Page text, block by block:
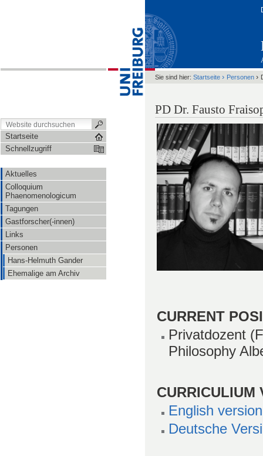
Startseite
Schnellzugriff
Aktuelles
Colloquium
Phaenomenologicum
Tagungen
Gastforscher(-innen)
Links
Personen
Hans-Helmuth Gander
Ehemalige am Archiv
Sie sind hier: Startseite › Personen ›
PD Dr. Fausto
CURRENT
Privatdozent
Philosophy
CURRICULIUM
English
Deutsche